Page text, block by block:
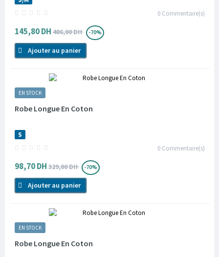
0 Commentaire(s)
145,80 DH 486,00 DH -70%
Ajouter au panier
EN STOCK
Robe Longue En Coton
S
0 Commentaire(s)
98,70 DH 329,00 DH -70%
Ajouter au panier
EN STOCK
Robe Longue En Coton